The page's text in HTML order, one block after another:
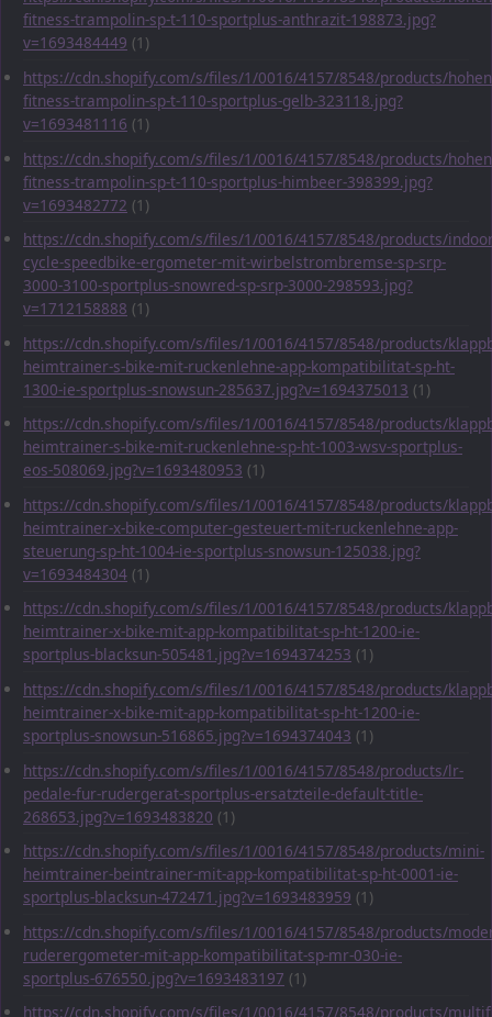
fitness-trampolin-sp-t-110-sportplus-anthrazit-198873.jpg?
v=1693484449 (1)
https://cdn.shopify.com/s/files/1/0016/4157/8548/products/
fitness-trampolin-sp-t-110-sportplus-gelb-323118.jpg?
v=1693481116 (1)
https://cdn.shopify.com/s/files/1/0016/4157/8548/products/
fitness-trampolin-sp-t-110-sportplus-himbeer-398399.jpg?
v=1693482772 (1)
https://cdn.shopify.com/s/files/1/0016/4157/8548/products/
cycle-speedbike-ergometer-mit-wirbelstrombremse-sp-srp-
3000-3100-sportplus-snowred-sp-srp-3000-298593.jpg?
v=1712158888 (1)
https://cdn.shopify.com/s/files/1/0016/4157/8548/products/
heimtrainer-s-bike-mit-ruckenlehne-app-kompatibilitat-sp-ht-
1300-ie-sportplus-snowsun-285637.jpg?v=1694375013 (1)
https://cdn.shopify.com/s/files/1/0016/4157/8548/products/
heimtrainer-s-bike-mit-ruckenlehne-sp-ht-1003-wsv-sportplus-
eos-508069.jpg?v=1693480953 (1)
https://cdn.shopify.com/s/files/1/0016/4157/8548/products/
heimtrainer-x-bike-computer-gesteuert-mit-ruckenlehne-app-
steuerung-sp-ht-1004-ie-sportplus-snowsun-125038.jpg?
v=1693484304 (1)
https://cdn.shopify.com/s/files/1/0016/4157/8548/products/
heimtrainer-x-bike-mit-app-kompatibilitat-sp-ht-1200-ie-
sportplus-blacksun-505481.jpg?v=1694374253 (1)
https://cdn.shopify.com/s/files/1/0016/4157/8548/products/
heimtrainer-x-bike-mit-app-kompatibilitat-sp-ht-1200-ie-
sportplus-snowsun-516865.jpg?v=1694374043 (1)
https://cdn.shopify.com/s/files/1/0016/4157/8548/products/lr-
pedale-fur-rudergerat-sportplus-ersatzteile-default-title-
268653.jpg?v=1693483820 (1)
https://cdn.shopify.com/s/files/1/0016/4157/8548/products/mini-
heimtrainer-beintrainer-mit-app-kompatibilitat-sp-ht-0001-ie-
sportplus-blacksun-472471.jpg?v=1693483959 (1)
https://cdn.shopify.com/s/files/1/0016/4157/8548/products/
ruderergometer-mit-app-kompatibilitat-sp-mr-030-ie-
sportplus-676550.jpg?v=1693483197 (1)
https://cdn.shopify.com/s/files/1/0016/4157/8548/products/